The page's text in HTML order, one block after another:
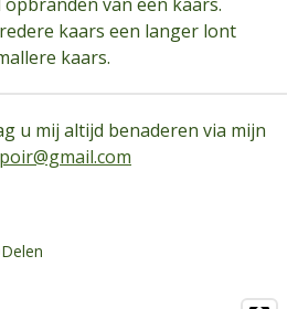
kaars een langer lont
kaars.
u mij altijd benaderen via mijn
Delen